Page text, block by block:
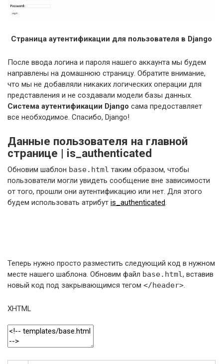
Страница аутентификации для пользователя в Django
После ввода логина и пароля нашего аккаунта мы будем
направлены на домашнюю страницу. Обратите внимание,
что мы не добавляли никаких логических операции для
представления и не создавали модели базы данных.
Система аутентификации Django сама предоставляет
все необходимое. Спасибо, Django!
Данные пользователя на главной
странице | is_authenticated
Обновим шаблон base.html таким образом, чтобы
пользователи могли увидеть сообщение вне зависимости
от того, прошли они аутентификацию или нет. Для этого
будем использовать атрибут is_authenticated.
Теперь нужно просто разместить следующий код в нужном
месте нашего шаблона. Обновим файл base.html, вставив
новый код под закрывающимся тегом </header>.
XHTML